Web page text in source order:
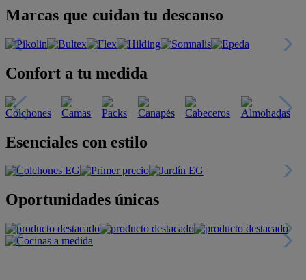
Marcas que cuidan tu descanso
Confort a tu medida
Esenciales con estilo
Oportunidades únicas